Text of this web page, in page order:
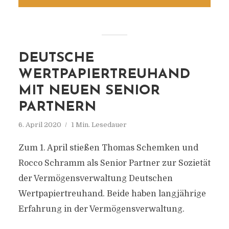
DEUTSCHE
WERTPAPIERTREUHAND
MIT NEUEN SENIOR
PARTNERN
6. April 2020 1 Min. Lesedauer
Zum 1. April stießen Thomas Schemken und
Rocco Schramm als Senior Partner zur Sozietät
der Vermögensverwaltung Deutschen
Wertpapiertreuhand. Beide haben langjährige
Erfahrung in der Vermögensverwaltung.